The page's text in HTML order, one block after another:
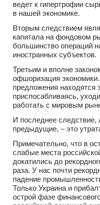
ведет к гипертрофии
в нашей экономике.
Вторым следствием
капитала на фондовом
большинство операций
иностранных субъектов.
Третьим и вполне
офшоризация
предложения находятся
приспосабливаясь,
работать с мировым
И последнее
предыдущие, – это
Примечательно, что в
слабые места
докатились до
раза. У нас почти
падение
Только Украина и
острой фазе